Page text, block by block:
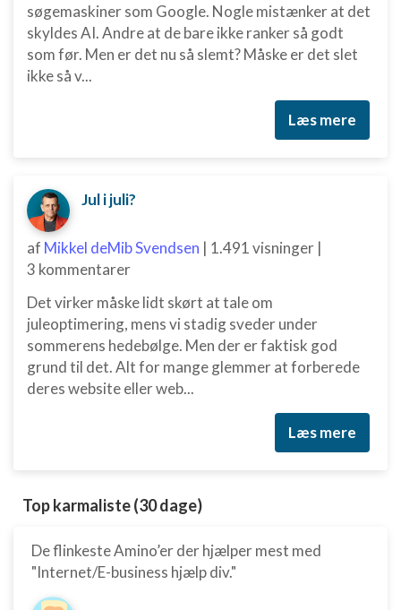
søgemaskiner som Google. Nogle mistænker at det
skyldes AI. Andre at de bare ikke ranker så godt
som før. Men er det nu så slemt? Måske er det slet
ikke så v...
Læs mere
Jul i juli?
af Mikkel deMib Svendsen | 1.491 visninger |
3 kommentarer
Det virker måske lidt skørt at tale om
juleoptimering, mens vi stadig sveder under
sommerens hedebølge. Men der er faktisk god
grund til det. Alt for mange glemmer at forberede
deres website eller web...
Læs mere
Top karmaliste (30 dage)
De flinkeste Amino’er der hjælper mest med
"Internet/E-business hjælp div."